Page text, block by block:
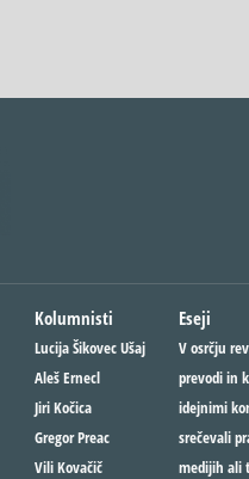
Kolumnisti
Lucija Šikovec Ušaj
Aleš Ernecl
Jiri Kočica
Gregor Preac
Vili Kovačič
Eseji
V osrčju
prevodi in
idejnimi
srečevali
medijih ali